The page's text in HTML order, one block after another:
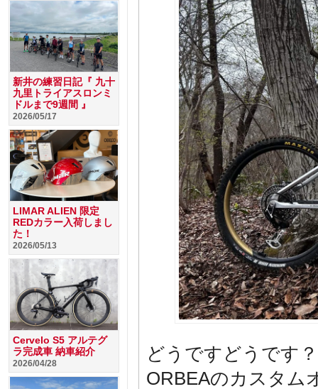
どうですどうです？
ORBEAのカスタム
新井の練習日記『 九十
九里トライアスロンミ
ドルまで9週間 』
2026/05/17
LIMAR ALIEN 限定
REDカラー入荷しまし
た！
2026/05/13
Cervelo S5 アルテグ
ラ完成車 納車紹介
2026/04/28